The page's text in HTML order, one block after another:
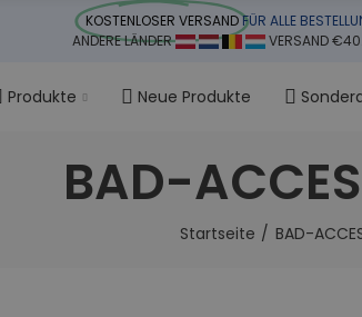
KOSTENLOSER VERSANDFÜR ALLE
ANDERE LÄNDER
VERSAND €40.
Produkte Neue Produkte
BAD-
Startseite BAD-